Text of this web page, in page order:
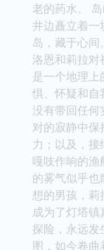
老的药水。
井边矗立着一
岛，藏于心间
洛恩和莉拉对
是一个地理
惧、怀疑和自
没有带回任何
对的寂静中
力；以及，
嘎吱作响的
的雾气似乎也
想的男孩，
成为了灯塔
探险，永远发
图，如今卷